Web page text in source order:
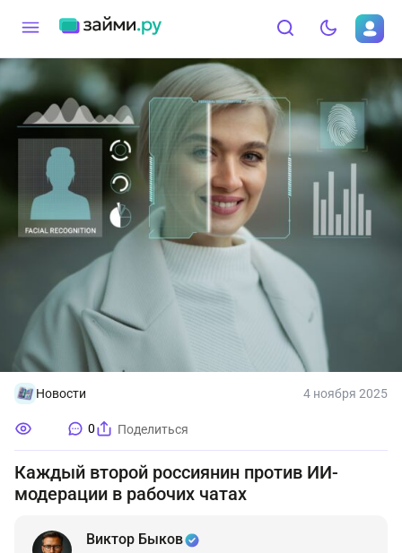
Новости 4 ноября 2025
0 Поделиться
Каждый второй россиянин против ИИ-
модерации в рабочих чатах
Виктор Быков